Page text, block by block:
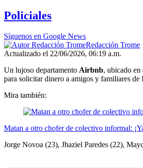
Policiales
Síguenos en Google News
Redacción Trome
Actualizado el 22/06/2026, 06:19 a.m.
Un lujoso departamento Airbnb, ubicado
para solicitar dinero a amigos y familiares
Mira también:
Matan a otro chofer de colectivo informal:
Jorge Novoa (23), Jhaziel Paredes (22),